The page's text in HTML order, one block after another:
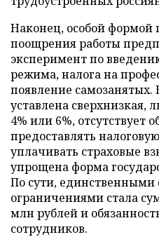
Наконец, особой формой
поощрения работы
эксперимент по
режима, налога на
появление
уставлена сверхнизкая,
4% или 6%, отсутствует
предоставлять
уплачивать страховые
упрощена форма
По сути, единственными
ограничениями стала
млн рублей и
сотрудников.